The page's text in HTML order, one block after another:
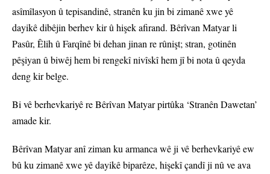
asîmîlasyon û tepisandinê, stranên ku jin bi zimanê xwe yê
dayikê dibêjin berhev kir û hişek afirand. Bêrîvan Matyar li
Pasûr, Êlih û Farqînê bi dehan jinan re rûnişt; stran, gotinên
pêşiyan û biwêj hem bi rengekî nivîskî hem jî bi nota û qeyda
deng kir belge.
Bi vê berhevkariyê re Bêrîvan Matyar pirtûka ‘Stranên Dawetan’
amade kir.
Bêrîvan Matyar anî ziman ku armanca wê ji vê berhevkariyê ew
bû ku zimanê xwe yê dayikê biparêze, hişekî çandî ji nû ve ava